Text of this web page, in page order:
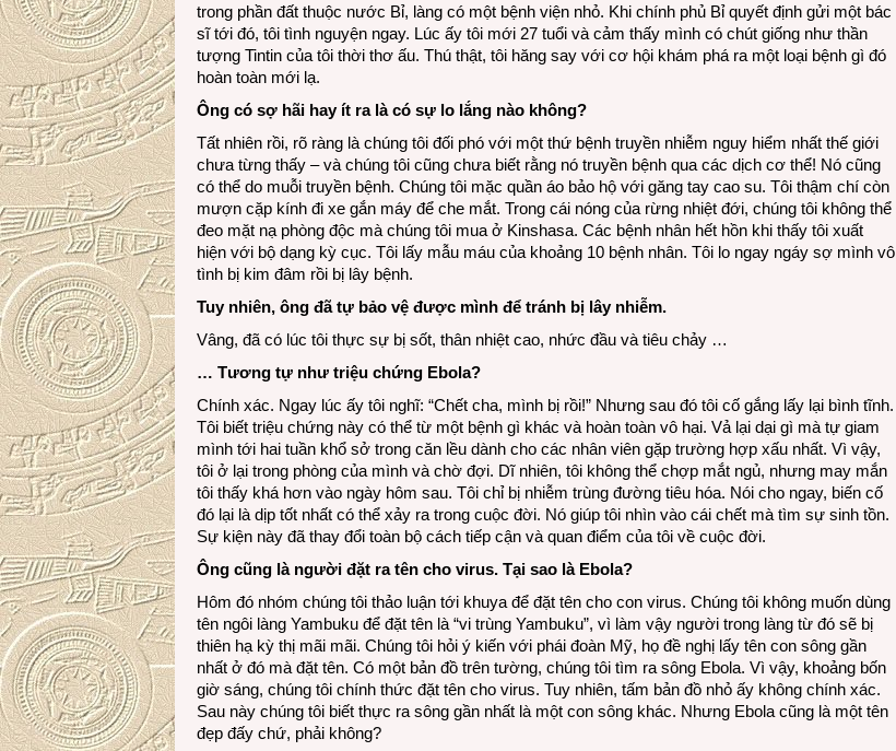
trong phần đất thuộc nước Bỉ, làng có một bệnh viện nhỏ. Khi chính phủ Bỉ quyết định gửi một bác
sĩ tới đó, tôi tình nguyện ngay. Lúc ấy tôi mới 27 tuổi và cảm thấy mình có chút giống như thần
tượng Tintin của tôi thời thơ ấu. Thú thật, tôi hăng say với cơ hội khám phá ra một loại bệnh gì đó
hoàn toàn mới lạ.
Ông có sợ hãi hay ít ra là có sự lo lắng nào không?
Tất nhiên rồi, rõ ràng là chúng tôi đối phó với một thứ bệnh truyền nhiễm nguy hiểm nhất thế giới
chưa từng thấy – và chúng tôi cũng chưa biết rằng nó truyền bệnh qua các dịch cơ thể! Nó cũng
có thể do muỗi truyền bệnh. Chúng tôi mặc quần áo bảo hộ với găng tay cao su. Tôi thậm chí còn
mượn cặp kính đi xe gắn máy để che mắt. Trong cái nóng của rừng nhiệt đới, chúng tôi không thể
đeo mặt nạ phòng độc mà chúng tôi mua ở Kinshasa. Các bệnh nhân hết hồn khi thấy tôi xuất
hiện với bộ dạng kỳ cục. Tôi lấy mẫu máu của khoảng 10 bệnh nhân. Tôi lo ngay ngáy sợ mình vô
tình bị kim đâm rồi bị lây bệnh.
Tuy nhiên, ông đã tự bảo vệ được mình để tránh bị lây nhiễm.
Vâng, đã có lúc tôi thực sự bị sốt, thân nhiệt cao, nhức đầu và tiêu chảy …
… Tương tự như triệu chứng Ebola?
Chính xác. Ngay lúc ấy tôi nghĩ: “Chết cha, mình bị rồi!” Nhưng sau đó tôi cố gắng lấy lại bình tĩnh.
Tôi biết triệu chứng này có thể từ một bệnh gì khác và hoàn toàn vô hại. Vả lại dại gì mà tự giam
mình tới hai tuần khổ sở trong căn lều dành cho các nhân viên gặp trường hợp xấu nhất. Vì vậy,
tôi ở lại trong phòng của mình và chờ đợi. Dĩ nhiên, tôi không thể chợp mắt ngủ, nhưng may mắn
tôi thấy khá hơn vào ngày hôm sau. Tôi chỉ bị nhiễm trùng đường tiêu hóa. Nói cho ngay, biến cố
đó lại là dịp tốt nhất có thể xảy ra trong cuộc đời. Nó giúp tôi nhìn vào cái chết mà tìm sự sinh tồn.
Sự kiện này đã thay đổi toàn bộ cách tiếp cận và quan điểm của tôi về cuộc đời.
Ông cũng là người đặt ra tên cho virus. Tại sao là Ebola?
Hôm đó nhóm chúng tôi thảo luận tới khuya để đặt tên cho con virus. Chúng tôi không muốn dùng
tên ngôi làng Yambuku để đặt tên là “vi trùng Yambuku”, vì làm vậy người trong làng từ đó sẽ bị
thiên hạ kỳ thị mãi mãi. Chúng tôi hỏi ý kiến với phái đoàn Mỹ, họ đề nghị lấy tên con sông gần
nhất ở đó mà đặt tên. Có một bản đồ trên tường, chúng tôi tìm ra sông Ebola. Vì vậy, khoảng bốn
giờ sáng, chúng tôi chính thức đặt tên cho virus. Tuy nhiên, tấm bản đồ nhỏ ấy không chính xác.
Sau này chúng tôi biết thực ra sông gần nhất là một con sông khác. Nhưng Ebola cũng là một tên
đẹp đấy chứ, phải không?